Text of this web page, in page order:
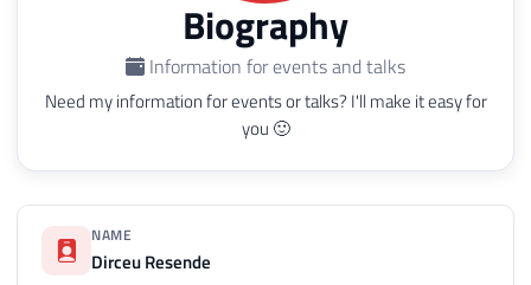
Biography
Information for events and talks
Need my information for events or talks? I'll make it easy for
you 🙂
NAME
Dirceu Resende